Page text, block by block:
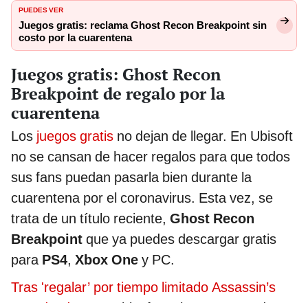
PUEDES VER
Juegos gratis: reclama Ghost Recon Breakpoint sin
costo por la cuarentena
Juegos gratis: Ghost Recon
Breakpoint de regalo por la
cuarentena
Los juegos gratis no dejan de llegar. En Ubisoft
no se cansan de hacer regalos para que todos
sus fans puedan pasarla bien durante la
cuarentena por el coronavirus. Esta vez, se
trata de un título reciente, Ghost Recon
Breakpoint que ya puedes descargar gratis
para PS4, Xbox One y PC.
Tras 'regalar’ por tiempo limitado Assassin’s